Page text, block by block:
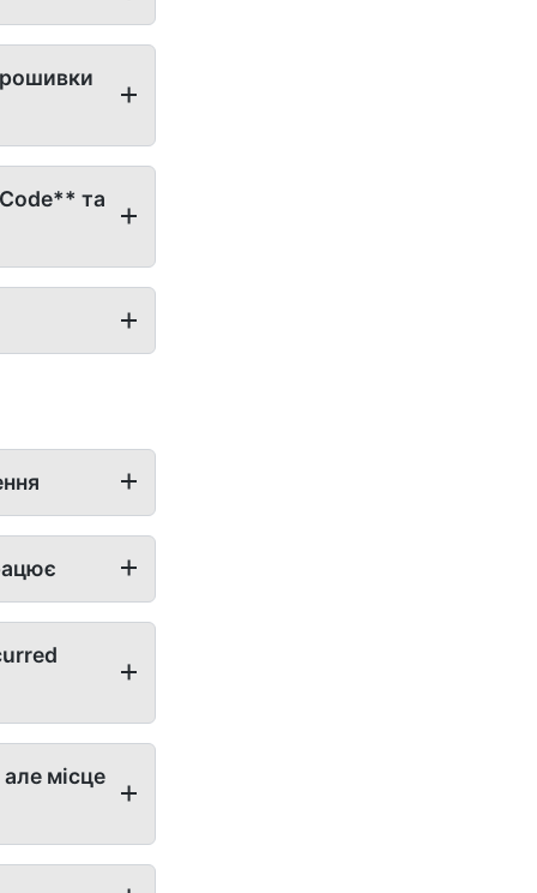
та
місце